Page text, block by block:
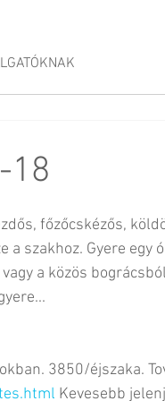
18
főzőcskézős,
szakhoz. Gyere egy
a közös
3850/éjszaka.
Kevesebb